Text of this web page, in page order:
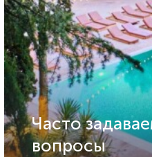
Часто
вопросы